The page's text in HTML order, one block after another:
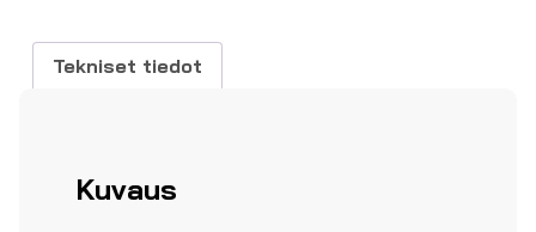
Tekniset tiedot
Kuvaus